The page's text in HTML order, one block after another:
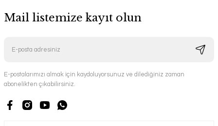
Mail listemize kayıt olun
E-postalarımızı almak için kaydoluyorsunuz ve dilediğiniz zaman
abonelikten çıkabilirsiniz.